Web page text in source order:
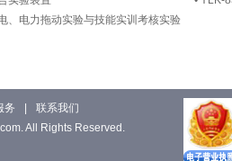
、电力拖动实验与技能实训考核实验
务
联系我们
All Rights Reserved.